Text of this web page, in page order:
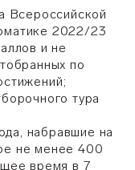
Всероссийской
2022/23
и не
по
тура
набравшие на
не менее 400
время в 7